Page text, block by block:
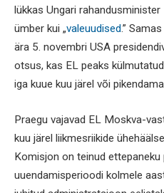
lükkas Ungari
ümber kui „valeuudised.”
ära 5. novembri USA
otsus, kas EL peaks
iga kuue kuu järel või
Praegu vajavad EL Moskva-
kuu järel liikmesriikide
Komisjon on teinud ettepaneku
uuendamisperioodi kolmele